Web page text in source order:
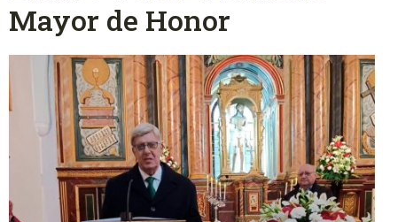
Mayor de Honor